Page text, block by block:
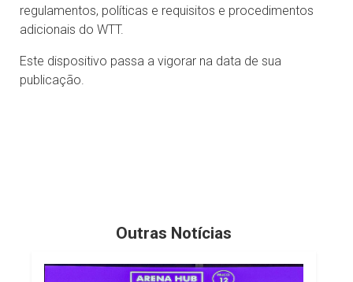
regulamentos, políticas e requisitos e procedimentos
adicionais do WTT.
Este dispositivo passa a vigorar na data de sua
publicação.
Outras Notícias